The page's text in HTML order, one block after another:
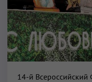
14-й Всероссийский